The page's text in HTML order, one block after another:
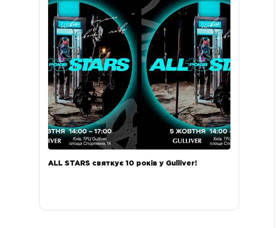
ALL STARS святкує 10 років у Gulliver!